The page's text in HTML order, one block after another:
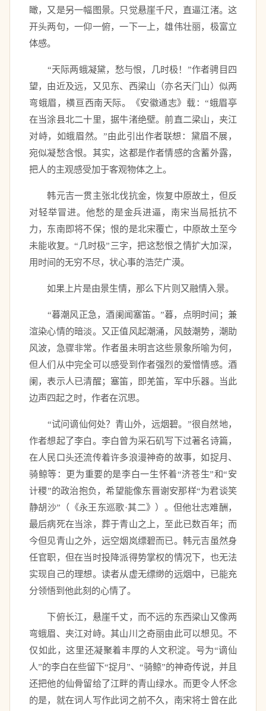
瞰，又是另一幅图景。只觉悬崖千尺，直逼江渚。这
开头两句，一仰一俯，一下一上，雄伟壮丽，极富立
体感。
“天际两蛾凝黛，愁与恨，几时极！”作者骋目四
望，由近及远，又见东、西梁山（亦名天门山）似两
弯蛾眉，横亘西南天际。《安徽通志》载：“蛾眉亭
在当涂县北二十里，据牛渚绝壁。前直二梁山，夹江
对峙，如蛾眉然。”由此引出作者联想：黛眉不展，
宛似凝愁含恨。其实，这都是作者情感的含蓄外露，
把人的主观感受加于客观物体之上。
韩元吉一贯主张北伐抗金，恢复中原故土，但反
对轻举冒进。他愁的是金兵进逼，南宋当局抵抗不
力，东南即将不保；恨的是北宋覆亡，中原故土至今
未能收复。“几时极”三字，把这愁恨之情扩大加深，
用时间的无穷不尽，状心事的浩茫广漠。
如果上片是由景生情，那么下片则又融情入景。
“暮潮风正急，酒阑闻塞笛。”暮，点明时间；兼
渲染心情的暗淡。又正值风起潮涌，风鼓潮势，潮助
风波，急骤非常。作者虽未明言这些景象所喻为何，
但人们从中完全可以感受到作者强烈的爱憎情感。酒
阑，表示人已清醒；塞笛，即羌笛，军中乐器。当此
边声四起之时，作者在沉思。
“试问谪仙何处？青山外，远烟碧。”很自然地，
作者想起了李白。李白曾为采石矶写下过著名诗篇，
在人民口头还流传着许多浪漫神奇的故事，如捉月、
骑鲸等：更为重要的是李白一生怀着“济苍生”和“安
计稷”的政治抱负，希望能像东晋谢安那样“为君谈笑
静胡沙”（《永王东巡歌·其二》）。但他壮志难酬，
最后病死在当涂，葬于青山之上，至此已数百年；而
今但见青山之外，远空烟岚缥碧而已。韩元吉虽然身
任官职，但在当时投降派得势掌权的情况下，也无法
实现自己的理想。读者从虚无缥缈的远烟中，已能充
分领悟到他此刻的心情了。
下俯长江，悬崖千丈，而不远的东西梁山又像两
弯蛾眉、夹江对峙。其山川之奇丽由此可以想见。不
仅如此，这里还凝聚着丰厚的人文积淀。号为“谪仙
人”的李白在些留下“捉月”、“骑鲸”的神奇传说，并且
还把他的仙骨留给了江畔的青山绿水。而更令人怀念
的是，就在词人写作此词之前不久，南宋将士曾在此